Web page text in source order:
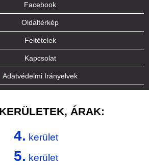
Facebook
Oldaltérkép
Feltételek
Kapcsolat
Adatvédelmi Irányelvek
ÁRAK:
4. kerület
5. kerület